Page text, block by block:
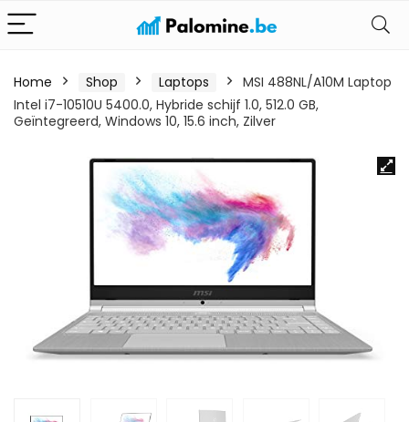
Home Shop Laptops
MSI 488NL/A10M Laptop
Intel i7-10510U 5400.0, Hybride schijf 1.0, 512.0 GB,
Geïntegreerd, Windows 10, 15.6 inch, Zilver